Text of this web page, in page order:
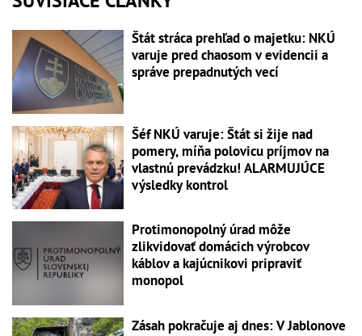
Štát stráca prehľad o majetku: NKÚ
varuje pred chaosom v evidencii a
správe prepadnutých vecí
Šéf NKÚ varuje: Štát si žije nad
pomery, míňa polovicu príjmov na
vlastnú prevádzku! ALARMUJÚCE
výsledky kontrol
Protimonopolný úrad môže
zlikvidovať domácich výrobcov
káblov a kajúcnikovi pripraviť
monopol
Zásah pokračuje aj dnes: V Jablonove